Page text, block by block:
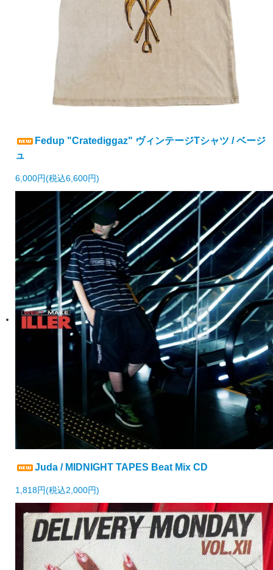
Fedup "Cratediggaz" ヴィンテージTシャツ / ベージ
ュ
6,000円(税込6,600円)
Juda / MIDNIGHT TAPES Beat Mix CD
1,818円(税込2,000円)